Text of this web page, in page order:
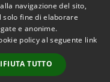
© 2026 • Comune di
Santo Stefano del Sole •
byMunicipium
Accesso redazione
navigazione del sito,
solo fine di elaborare
e anonime.
policy al seguente link
TUTTO